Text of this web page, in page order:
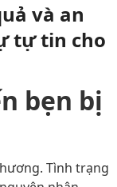
và an
tự tin cho
bẹn bị
Tình trạng